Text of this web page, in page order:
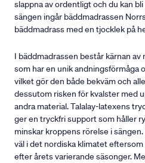
slappna av ordentligt och du kan
sängen ingår bäddmadrassen
bäddmadrass med en tjocklek på
I bäddmadrassen består kärnan av
som har en unik andningsförmåga
vilket gör den både bekväm och
dessutom risken för kvalster med
andra material. Talalay-latexens
ger en tryckfri support som håller
minskar kroppens rörelse i
väl i det nordiska klimatet
efter årets varierande säsonger.